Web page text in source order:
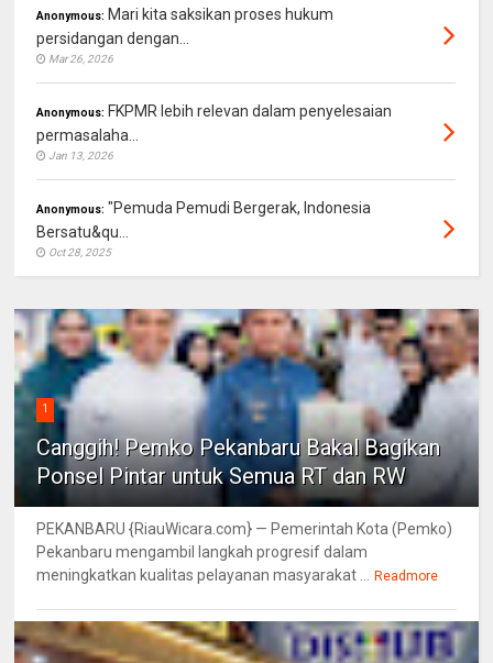
Anonymous: Mari kita saksikan proses hukum
persidangan dengan...
Mar 26, 2026
Anonymous: FKPMR lebih relevan dalam penyelesaian
permasalaha...
Jan 13, 2026
Anonymous: "Pemuda Pemudi Bergerak, Indonesia
Bersatu&qu...
Oct 28, 2025
1
Canggih! Pemko Pekanbaru Bakal Bagikan
Ponsel Pintar untuk Semua RT dan RW
PEKANBARU {RiauWicara.com} — Pemerintah Kota (Pemko)
Pekanbaru mengambil langkah progresif dalam
meningkatkan kualitas pelayanan masyarakat ... Readmore